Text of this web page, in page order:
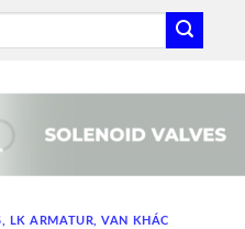
LK ARMATUR ,VAN KHÁC